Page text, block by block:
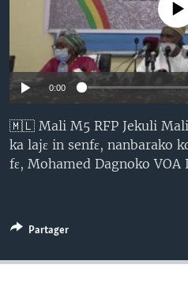
No media source
0:00
🇲🇱 Mali M5 RFP Jekuli
ka lajɛ in senfɛ, nanbarako
fɛ, Mohamed Dagnoko
Partager